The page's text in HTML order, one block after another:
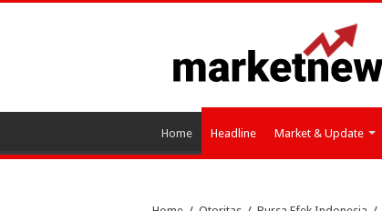
Home Headline Market & Update